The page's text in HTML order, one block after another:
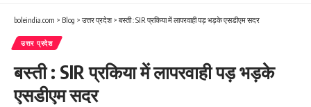
boleindia.com > Blog > उत्तर प्रदेश> बस्ती : SIR प्रकिया में लापरवाही पड़ भड़के एसडीएम सदर
उत्तर प्रदेश
बस्ती : SIR प्रकिया में लापरवाही पड़ भड़के
एसडीएम सदर